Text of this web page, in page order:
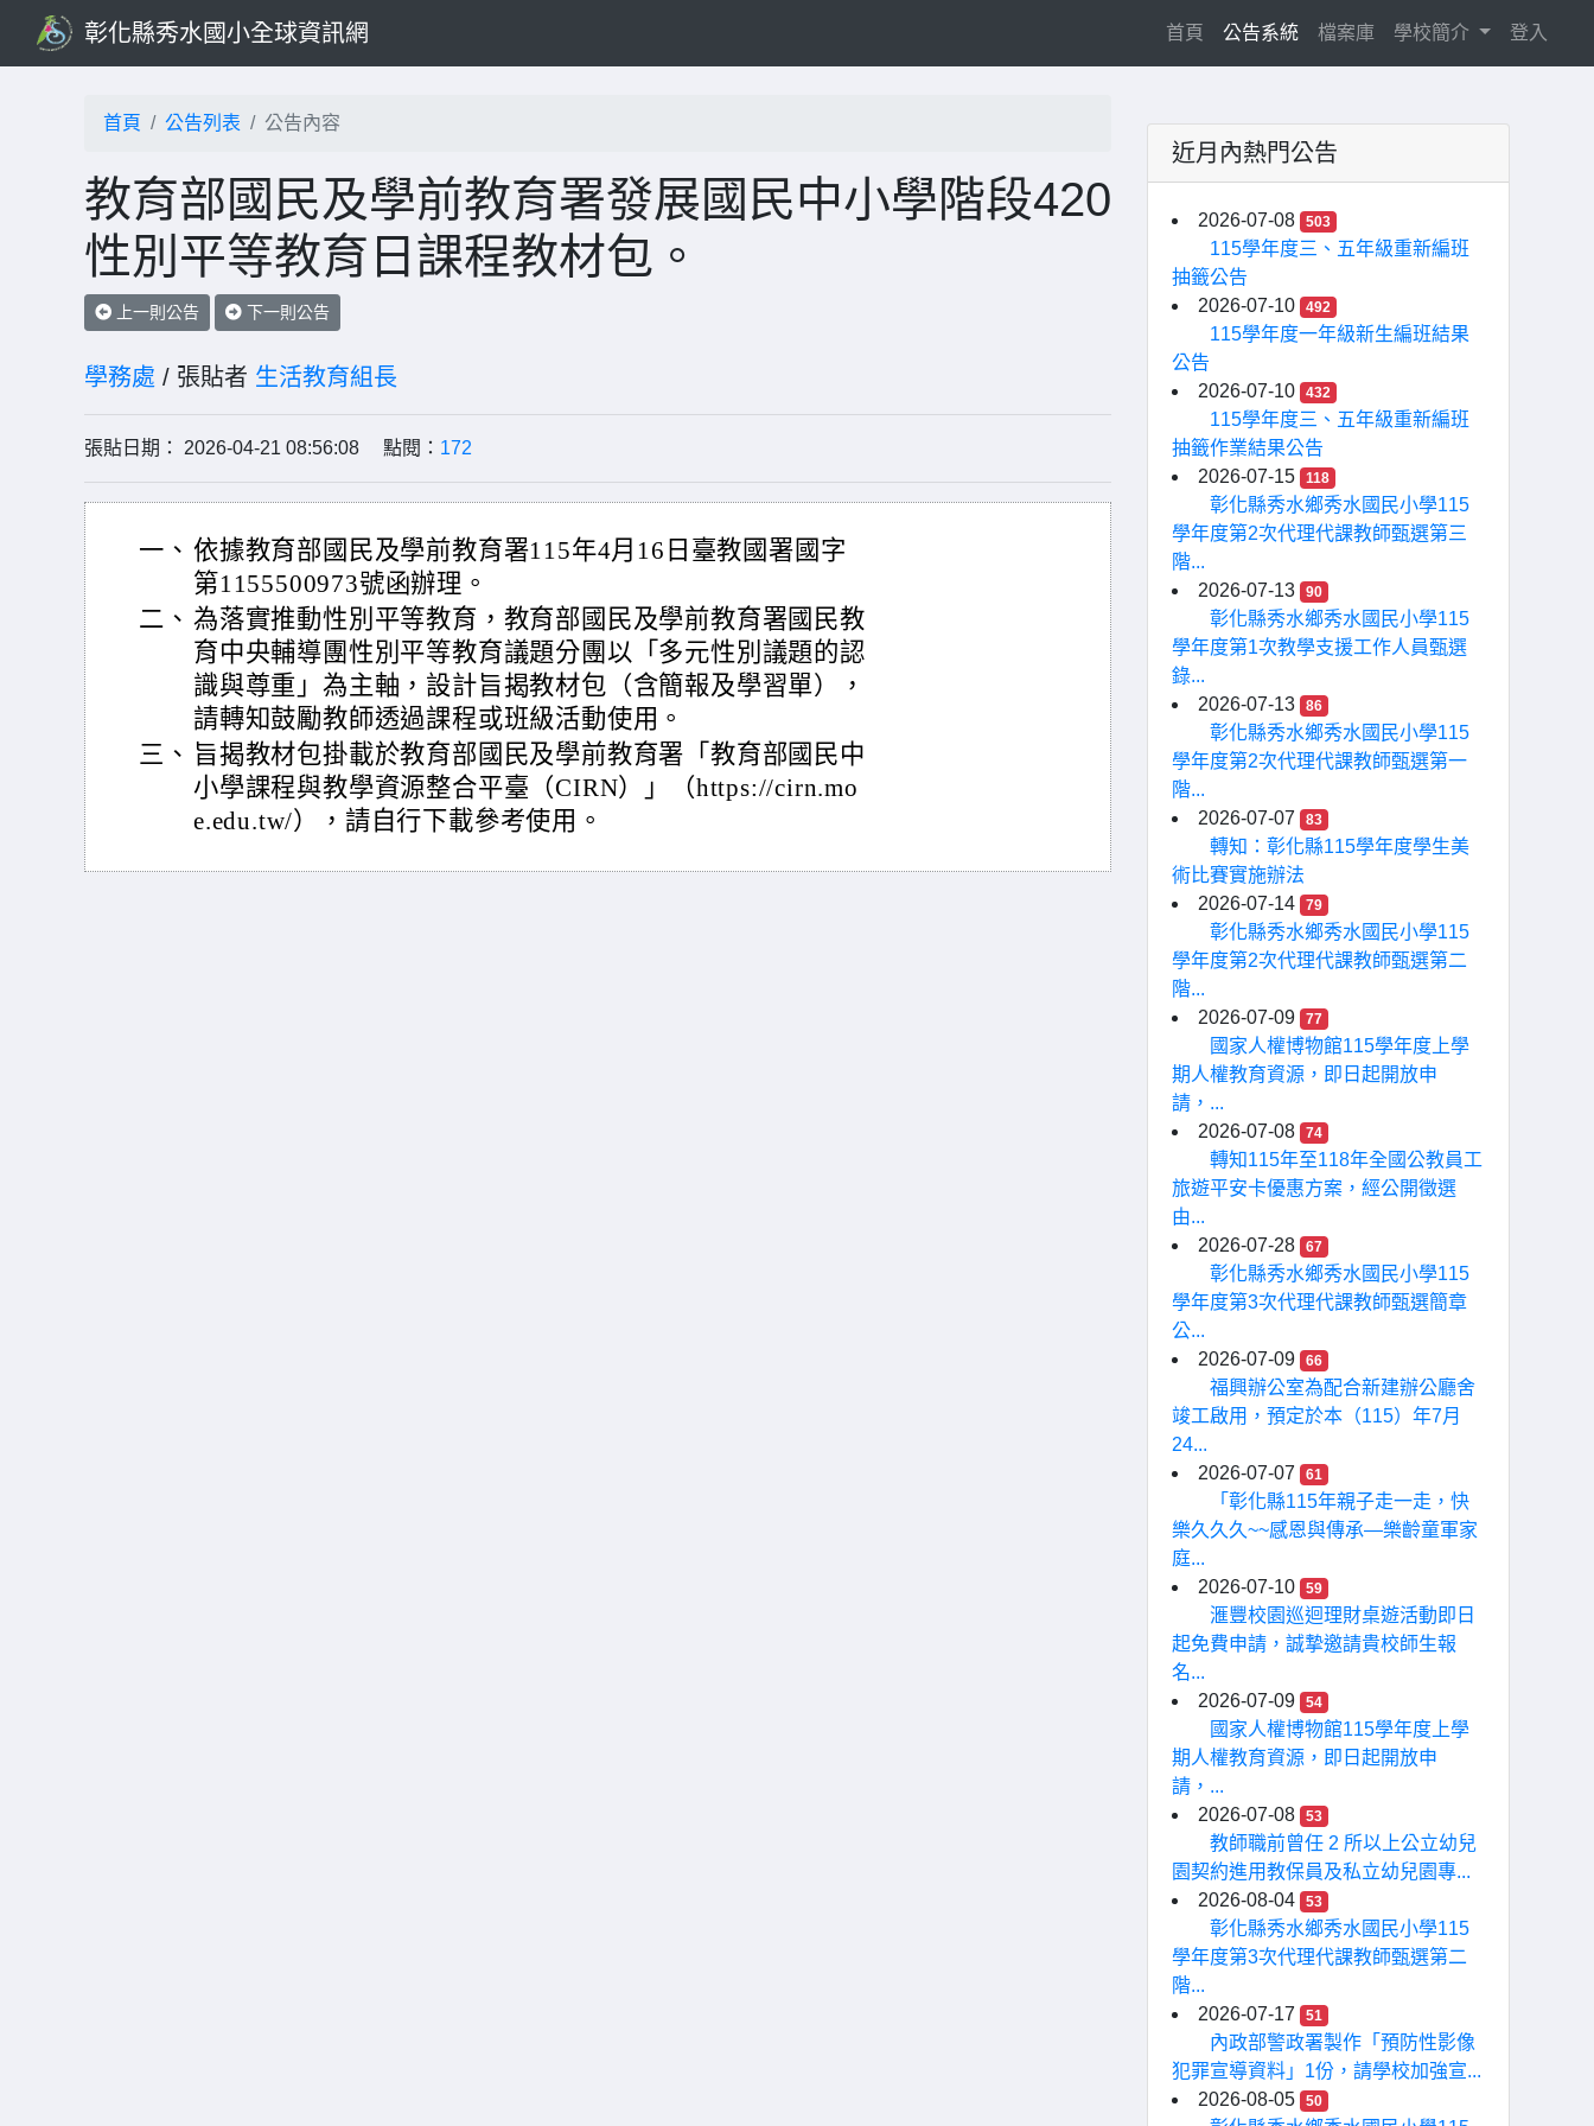
彰化縣秀水國小全球資訊網 首頁 (current)
公告系統 檔案庫 學校簡介 登入
首頁 公告列表 公告內容
教育部國民及學前教育署發展國民中小學階段420
性別平等教育日課程教材包。
上一則公告 下一則公告
學務處 / 張貼者 生活教育組長
張貼日期： 2026-04-21 08:56:08 點閱： 172
一、 依據教育部國民及學前教育署115年4月16日臺教國署國字
第1155500973號函辦理。
二、 為落實推動性別平等教育，教育部國民及學前教育署國民教
育中央輔導團性別平等教育議題分團以「多元性別議題的認
識與尊重」為主軸，設計旨揭教材包（含簡報及學習單），
請轉知鼓勵教師透過課程或班級活動使用。
三、 旨揭教材包掛載於教育部國民及學前教育署「教育部國民中
小學課程與教學資源整合平臺（CIRN）」（https://cirn.mo
e.edu.tw/），請自行下載參考使用。
近月內熱門公告
2026-07-08 503
115學年度三、五年級重新編班
抽籤公告
2026-07-10
492
115學年度一年級新生編班結果
公告
2026-07-10
432
115學年度三、五年級重新編班
抽籤作業結果公告
2026-07-15
118
彰化縣秀水鄉秀水國民小學115
學年度第2次代理代課教師甄選第三
階...
2026-07-13
90
彰化縣秀水鄉秀水國民小學115
學年度第1次教學支援工作人員甄選
錄...
2026-07-13
86
彰化縣秀水鄉秀水國民小學115
學年度第2次代理代課教師甄選第一
階...
2026-07-07
83
轉知：彰化縣115學年度學生美
術比賽實施辦法
2026-07-14
79
彰化縣秀水鄉秀水國民小學115
學年度第2次代理代課教師甄選第二
階...
2026-07-09
77
國家人權博物館115學年度上學
期人權教育資源，即日起開放申
請，...
2026-07-08
74
轉知115年至118年全國公教員工
旅遊平安卡優惠方案，經公開徵選
由...
2026-07-28
67
彰化縣秀水鄉秀水國民小學115
學年度第3次代理代課教師甄選簡章
公...
2026-07-09
66
福興辦公室為配合新建辦公廳舍
竣工啟用，預定於本（115）年7月
24...
2026-07-07
61
「彰化縣115年親子走一走，快
樂久久久~~感恩與傳承—樂齡童軍家
庭...
2026-07-10
59
滙豐校園巡迴理財桌遊活動即日
起免費申請，誠摯邀請貴校師生報
名...
2026-07-09
54
國家人權博物館115學年度上學
期人權教育資源，即日起開放申
請，...
2026-07-08
53
教師職前曾任 2 所以上公立幼兒
園契約進用教保員及私立幼兒園專...
2026-08-04
53
彰化縣秀水鄉秀水國民小學115
學年度第3次代理代課教師甄選第二
階...
2026-07-17
51
內政部警政署製作「預防性影像
犯罪宣導資料」1份，請學校加強宣...
2026-08-05
50